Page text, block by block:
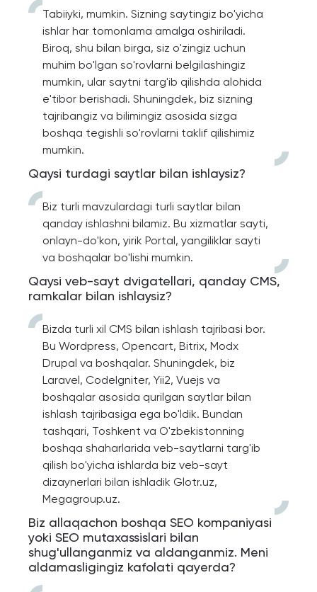
Tabiiyki, mumkin. Sizning saytingiz bo'yicha
ishlar har tomonlama amalga oshiriladi.
Biroq, shu bilan birga, siz o'zingiz uchun
muhim bo'lgan so'rovlarni belgilashingiz
mumkin, ular saytni targ'ib qilishda alohida
e'tibor berishadi. Shuningdek, biz sizning
tajribangiz va bilimingiz asosida sizga
boshqa tegishli so'rovlarni taklif qilishimiz
mumkin.
Qaysi turdagi saytlar bilan ishlaysiz?
Biz turli mavzulardagi turli saytlar bilan
qanday ishlashni bilamiz. Bu xizmatlar sayti,
onlayn-do'kon, yirik Portal, yangiliklar sayti
va boshqalar bo'lishi mumkin.
Qaysi veb-sayt dvigatellari, qanday CMS,
ramkalar bilan ishlaysiz?
Bizda turli xil CMS bilan ishlash tajribasi bor.
Bu Wordpress, Opencart, Bitrix, Modx
Drupal va boshqalar. Shuningdek, biz
Laravel, CodeIgniter, Yii2, Vuejs va
boshqalar asosida qurilgan saytlar bilan
ishlash tajribasiga ega bo'ldik. Bundan
tashqari, Toshkent va O'zbekistonning
boshqa shaharlarida veb-saytlarni targ'ib
qilish bo'yicha ishlarda biz veb-sayt
dizaynerlari bilan ishladik Glotr.uz,
Megagroup.uz.
Biz allaqachon boshqa SEO kompaniyasi
yoki SEO mutaxassislari bilan
shug'ullanganmiz va aldanganmiz. Meni
aldamasligingiz kafolati qayerda?